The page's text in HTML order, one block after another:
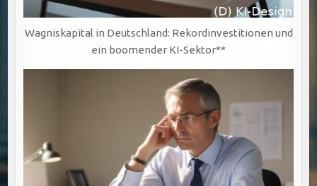
Wagniskapital in Deutschland: Rekordinvestitionen und
ein boomender KI-Sektor**